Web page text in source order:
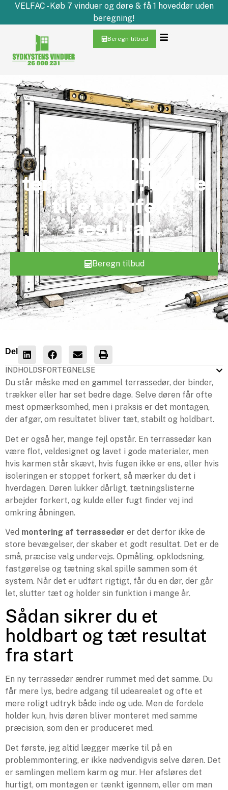
VELFAC - Køb 7 vinduer og døre & få 1 hoveddør uden
beregning!
Beregn tilbud
Montering af
terrassedør: Guide
til et perfekt
resultat
Opdateret søndag 21. jun 2026
Beregn tilbud
Del
INDHOLDSFORTEGNELSE
Du står måske med en gammel terrassedør, der binder,
trækker eller har set bedre dage. Selve døren får ofte
mest opmærksomhed, men i praksis er det montagen,
der afgør, om resultatet bliver tæt, stabilt og holdbart.
Det er også her, mange fejl opstår. En terrassedør kan
være flot, veldesignet og lavet i gode materialer, men
hvis karmen står skævt, hvis fugen ikke er ens, eller hvis
isoleringen er stoppet forkert, så mærker du det i
hverdagen. Døren lukker dårligt, tætningslisterne
arbejder forkert, og kulde eller fugt finder vej ind
omkring åbningen.
Ved montering af terrassedør er det derfor ikke de
store bevægelser, der skaber et godt resultat. Det er de
små, præcise valg undervejs. Opmåling, opklodsning,
fastgørelse og tætning skal spille sammen som ét
system. Når det er udført rigtigt, får du en dør, der går
let, slutter tæt og holder sin funktion i mange år.
Sådan sikrer du et
holdbart og tæt resultat
fra start
En ny terrassedør ændrer rummet med det samme. Du
får mere lys, bedre adgang til udearealet og ofte et
mere roligt udtryk både inde og ude. Men de fordele
holder kun, hvis døren bliver monteret med samme
præcision, som den er produceret med.
Det første, jeg altid lægger mærke til på en
problemmontering, er ikke nødvendigvis selve døren. Det
er samlingen mellem karm og mur. Her afsløres det
hurtigt, om montagen er tænkt igennem, eller om man